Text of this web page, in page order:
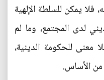
فلا يمكن للسلطة الإلهية
لدى المجتمع، وما لم
معنى للحكومة الدينية،
الأساس.